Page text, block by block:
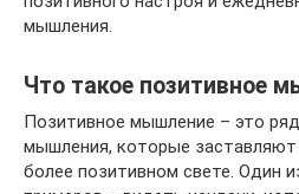
мышления.
Что такое позитивное
Позитивное мышление – это
мышления, которые
более позитивном свете. Один